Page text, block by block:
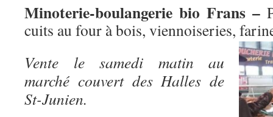
Minoterie-boulangerie bio Frans –
cuits au four à bois, viennoiseries,
Vente le samedi matin au
marché couvert des Halles de
St-Junien.